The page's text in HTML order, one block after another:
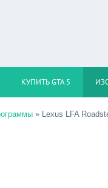
КУПИТЬ GTA 5
» Lexus LFA